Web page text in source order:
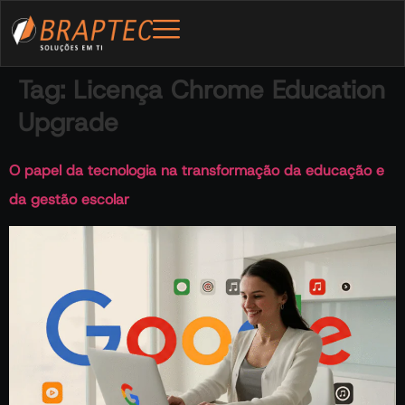
Tag: Licença Chrome Education
Upgrade
O papel da tecnologia na transformação da educação e
da gestão escolar